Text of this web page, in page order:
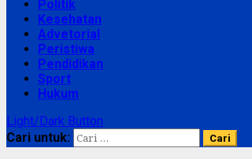
Politik
Kesehatan
Advetorial
Peristiwa
Pendidikan
Sport
Hukum
Light/Dark Button
Cari untuk: